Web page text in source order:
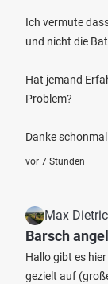
Ich vermute
und nicht die
Hat jemand
Problem?
Danke
vor 7 Stunden
Max
Barsch
Hallo gibt es
gezielt auf